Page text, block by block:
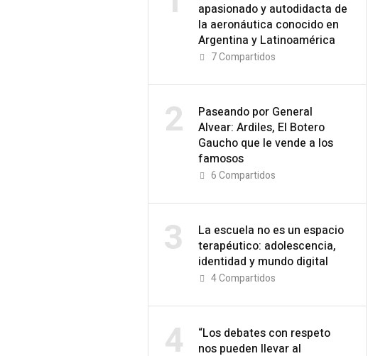
apasionado y autodidacta de
la aeronáutica conocido en
Argentina y Latinoamérica
7Compartidos
2
Paseando por General
Alvear: Ardiles, El Botero
Gaucho que le vende a los
famosos
6Compartidos
3
La escuela no es un espacio
terapéutico: adolescencia,
identidad y mundo digital
4Compartidos
4
“Los debates con respeto
nos pueden llevar al